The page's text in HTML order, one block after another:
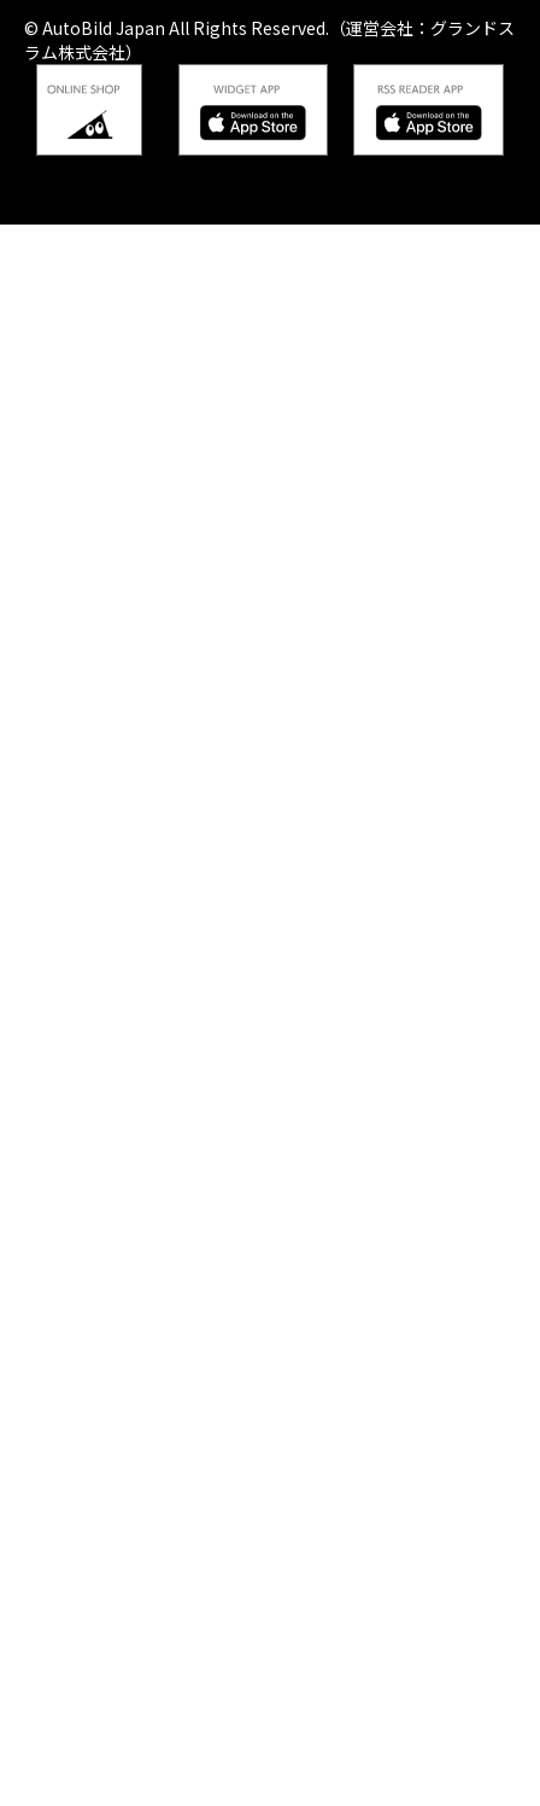
© AutoBild Japan All Rights Reserved.（運営会社：グランドス
ラム株式会社）